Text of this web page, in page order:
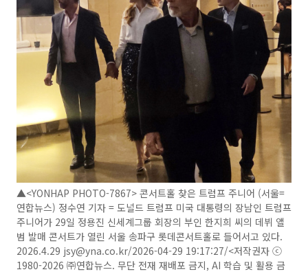
▲<YONHAP PHOTO-7867> 콘서트홀 찾은 트럼프 주니어 (서울=
연합뉴스) 정수연 기자 = 도널드 트럼프 미국 대통령의 장남인 트럼프
주니어가 29일 정용진 신세계그룹 회장의 부인 한지희 씨의 데뷔 앨
범 발매 콘서트가 열린 서울 송파구 롯데콘서트홀로 들어서고 있다.
2026.4.29 jsy@yna.co.kr/2026-04-29 19:17:27/<저작권자 ⓒ
1980-2026 ㈜연합뉴스. 무단 전재 재배포 금지, AI 학습 및 활용 금